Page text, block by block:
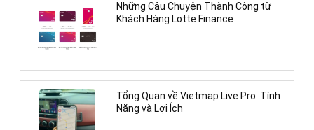
Những Câu Chuyện Thành Công từ
Khách Hàng Lotte Finance
Tổng Quan về Vietmap Live Pro: Tính
Năng và Lợi Ích